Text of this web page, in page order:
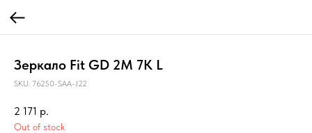
Зеркало Fit GD 2M 7K L
SKU: 76250-SAA-J22
2 171 р.
Out of stock